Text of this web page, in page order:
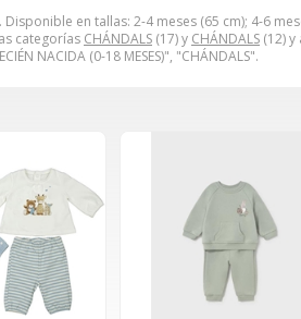
en tallas: 2-4 meses (65 cm); 4-6
categorías CHÁNDALS (17) y CHÁNDALS (12) y
NACIDA (0-18 MESES)", "CHÁNDALS".